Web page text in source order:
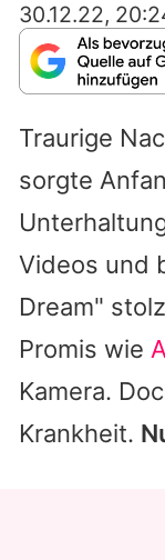
30.12.22,
Traurige
sorgte
Videos und
Dream"
Promis wie
Kamera.
Krankheit.